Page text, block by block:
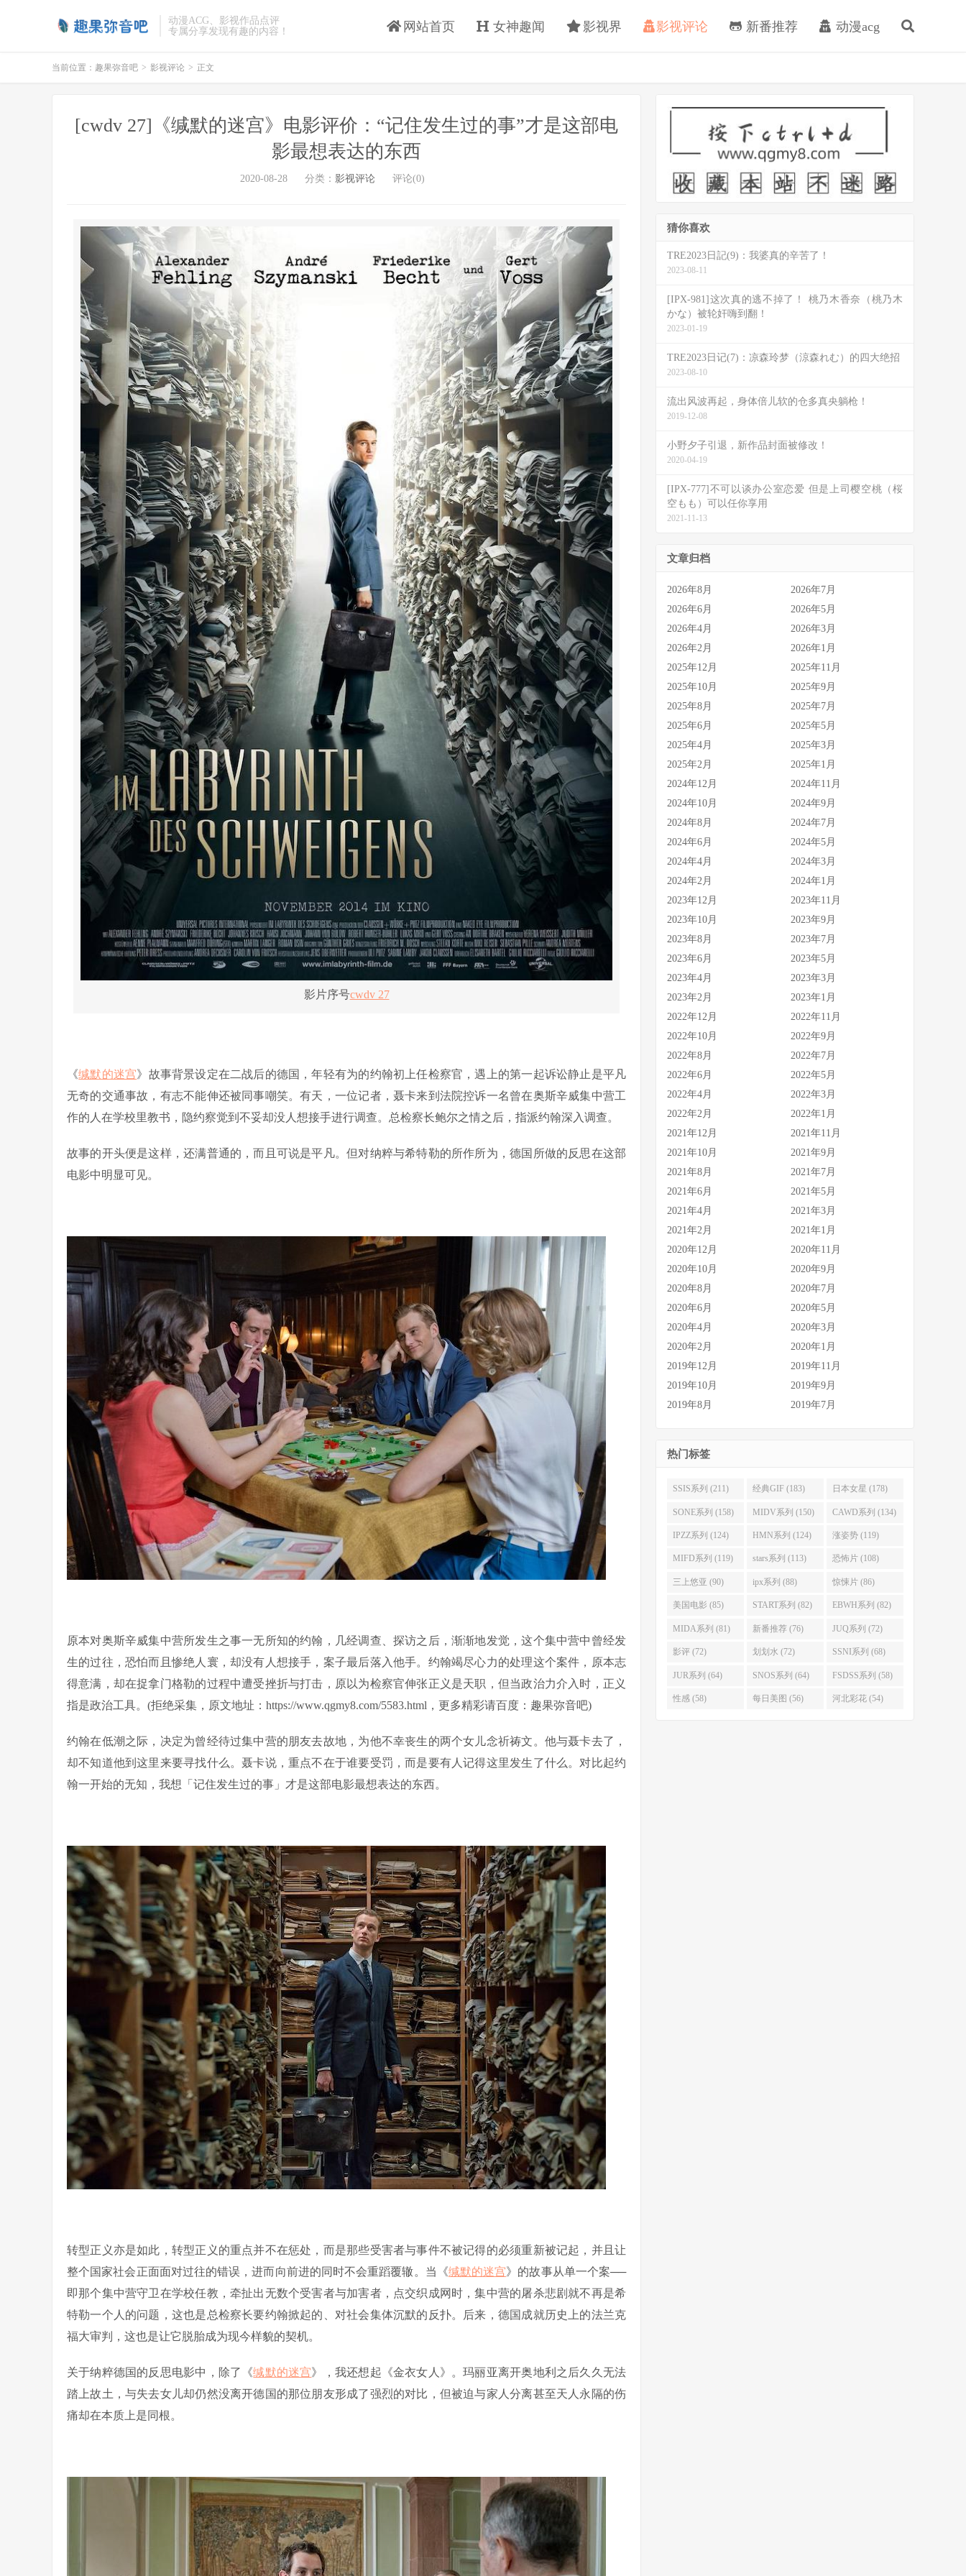
动漫ACG、影视作品点评
专属分享发现有趣的内容！
网站首页 女神趣闻 影视界 影视评论 新番推荐 动漫acg
当前位置： 趣果弥音吧 > 影视评论 > 正文
[cwdv 27]《缄默的迷宫》电影评价：“记住发生过的事”才是这部电
影最想表达的东西
2020-08-28 分类： 影视评论 评论(0)
影片序号cwdv 27
《缄默的迷宫》故事背景设定在二战后的德国，年轻有为的约翰初上任检察官，遇上的第一起诉讼静止是平凡
无奇的交通事故，有志不能伸还被同事嘲笑。有天，一位记者，聂卡来到法院控诉一名曾在奥斯辛威集中营工
作的人在学校里教书，隐约察觉到不妥却没人想接手进行调查。总检察长鲍尔之情之后，指派约翰深入调查。
故事的开头便是这样，还满普通的，而且可说是平凡。但对纳粹与希特勒的所作所为，德国所做的反思在这部
电影中明显可见。
原本对奥斯辛威集中营所发生之事一无所知的约翰，几经调查、探访之后，渐渐地发觉，这个集中营中曾经发
生的过往，恐怕而且惨绝人寰，却没有人想接手，案子最后落入他手。约翰竭尽心力的处理这个案件，原本志
得意满，却在捉拿门格勒的过程中遭受挫折与打击，原以为检察官伸张正义是天职，但当政治力介入时，正义
指是政治工具。(拒绝采集，原文地址：https://www.qgmy8.com/5583.html，更多精彩请百度：趣果弥音吧)
约翰在低潮之际，决定为曾经待过集中营的朋友去故地，为他不幸丧生的两个女儿念祈祷文。他与聂卡去了，
却不知道他到这里来要寻找什么。聂卡说，重点不在于谁要受罚，而是要有人记得这里发生了什么。对比起约
翰一开始的无知，我想「记住发生过的事」才是这部电影最想表达的东西。
转型正义亦是如此，转型正义的重点并不在惩处，而是那些受害者与事件不被记得的必须重新被记起，并且让
整个国家社会正面面对过往的错误，进而向前进的同时不会重蹈覆辙。当《缄默的迷宫》的故事从单一个案──
即那个集中营守卫在学校任教，牵扯出无数个受害者与加害者，点交织成网时，集中营的屠杀悲剧就不再是希
特勒一个人的问题，这也是总检察长要约翰掀起的、对社会集体沉默的反扑。后来，德国成就历史上的法兰克
福大审判，这也是让它脱胎成为现今样貌的契机。
关于纳粹德国的反思电影中，除了《缄默的迷宫》，我还想起《金衣女人》。玛丽亚离开奥地利之后久久无法
踏上故土，与失去女儿却仍然没离开德国的那位朋友形成了强烈的对比，但被迫与家人分离甚至天人永隔的伤
痛却在本质上是同根。
猜你喜欢
TRE2023日記(9)：我婆真的辛苦了！
2023-08-11
[IPX-981]这次真的逃不掉了！ 桃乃木香奈（桃乃木
かな）被轮奸嗨到翻！
2023-01-19
TRE2023日记(7)：凉森玲梦（涼森れむ）的四大绝招
2023-08-10
流出风波再起，身体倍儿软的仓多真央躺枪！
2019-12-08
小野夕子引退，新作品封面被修改！
2020-04-19
[IPX-777]不可以谈办公室恋爱 但是上司樱空桃（桜
空もも）可以任你享用
2021-11-13
文章归档
2026年8月
2026年7月
2026年6月
2026年5月
2026年4月
2026年3月
2026年2月
2026年1月
2025年12月
2025年11月
2025年10月
2025年9月
2025年8月
2025年7月
2025年6月
2025年5月
2025年4月
2025年3月
2025年2月
2025年1月
2024年12月
2024年11月
2024年10月
2024年9月
2024年8月
2024年7月
2024年6月
2024年5月
2024年4月
2024年3月
2024年2月
2024年1月
2023年12月
2023年11月
2023年10月
2023年9月
2023年8月
2023年7月
2023年6月
2023年5月
2023年4月
2023年3月
2023年2月
2023年1月
2022年12月
2022年11月
2022年10月
2022年9月
2022年8月
2022年7月
2022年6月
2022年5月
2022年4月
2022年3月
2022年2月
2022年1月
2021年12月
2021年11月
2021年10月
2021年9月
2021年8月
2021年7月
2021年6月
2021年5月
2021年4月
2021年3月
2021年2月
2021年1月
2020年12月
2020年11月
2020年10月
2020年9月
2020年8月
2020年7月
2020年6月
2020年5月
2020年4月
2020年3月
2020年2月
2020年1月
2019年12月
2019年11月
2019年10月
2019年9月
2019年8月
2019年7月
热门标签
SSIS系列 (211) 经典GIF (183) 日本女星 (178)
SONE系列 (158) MIDV系列 (150) CAWD系列 (134)
IPZZ系列 (124) HMN系列 (124) 涨姿势 (119)
MIFD系列 (119) stars系列 (113) 恐怖片 (108)
三上悠亚 (90) ipx系列 (88) 惊悚片 (86)
美国电影 (85) START系列 (82) EBWH系列 (82)
MIDA系列 (81) 新番推荐 (76) JUQ系列 (72)
影评 (72) 划划水 (72) SSNI系列 (68)
JUR系列 (64) SNOS系列 (64) FSDSS系列 (58)
性感 (58) 每日美图 (56) 河北彩花 (54)